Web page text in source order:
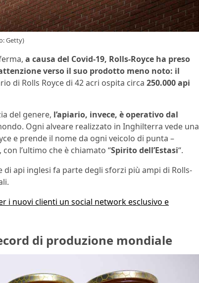
Getty)
a causa del Covid-19, Rolls-Royce ha preso
verso il suo prodotto meno noto: il
di Rolls Royce di 42 acri ospita circa 250.000 api
del genere, l’apiario, invece, è operativo dal
Ogni alveare realizzato in Inghilterra vede una
e prende il nome da ogni veicolo di punta –
, con l’ultimo che è chiamato “Spirito dell’Estasi“.
api inglesi fa parte degli sforzi più ampi di Rolls-
i nuovi clienti un social network esclusivo e
di produzione mondiale